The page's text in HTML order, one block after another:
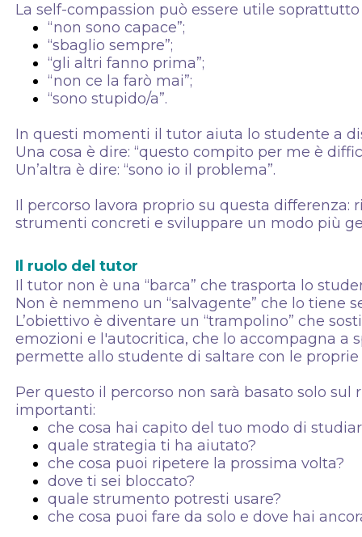
La self-compassion può essere utile
“non sono capace”;
“sbaglio sempre”;
“gli altri fanno prima”;
“non ce la farò mai”;
“sono stupido/a”.
In questi momenti il tutor aiuta lo studente a
Una cosa è dire: “questo compito per me è
Un’altra è dire: “sono io il problema”.
Il percorso lavora proprio su questa
strumenti concreti e sviluppare un modo più
Il ruolo del tutor
Il tutor non è una “barca” che trasporta lo
Non è nemmeno un “salvagente” che lo tiene
L’obiettivo è diventare un “trampolino” che
emozioni e l'autocritica, che lo accompagna a
permette allo studente di saltare con le proprie
Per questo il percorso non sarà basato solo
importanti:
che cosa hai capito del tuo modo di
quale strategia ti ha aiutato?
che cosa puoi ripetere la prossima volta?
dove ti sei bloccato?
quale strumento potresti usare?
che cosa puoi fare da solo e dove hai